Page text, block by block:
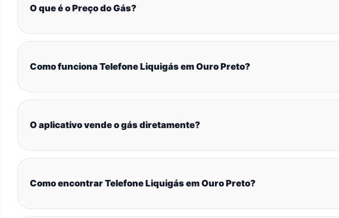
O que é o Preço do Gás?
Como funciona Telefone Liquigás em Ouro Preto?
O aplicativo vende o gás diretamente?
Como encontrar Telefone Liquigás em Ouro Preto?